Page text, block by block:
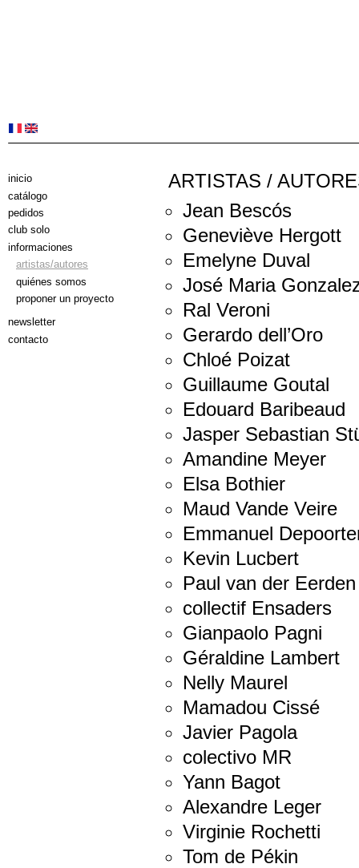
ARTISTAS /
Jean Bescós
Geneviève Hergott
Emelyne Duval
José Maria
Ral Veroni
Gerardo dell’Oro
Chloé Poizat
Guillaume Goutal
Edouard Baribeaud
Jasper Sebastian
Amandine Meyer
Elsa Bothier
Maud Vande Veire
Emmanuel
Kevin Lucbert
Paul van der Eerden
collectif Ensaders
Gianpaolo Pagni
Géraldine Lambert
Nelly Maurel
Mamadou Cissé
Javier Pagola
colectivo MR
Yann Bagot
Alexandre Leger
Virginie Rochetti
Tom de Pékin
inicio
catálogo
pedidos
club solo
informaciones
artistas/autores
quiénes somos
proponer un proyecto
newsletter
contacto